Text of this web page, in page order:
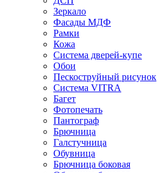
Зеркало
Фасады МДФ
Рамки
Кожа
Система дверей-купе
Обои
Пескоструйный рисунок
Система VITRA
Багет
Фотопечать
Пантограф
Брючница
Галстучница
Обувница
Брючница боковая